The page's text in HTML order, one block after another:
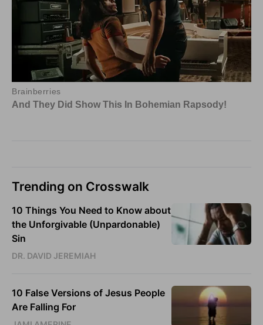
Trending on Crosswalk
10 Things You Need to Know about
the Unforgivable (Unpardonable)
Sin
DR. DAVID JEREMIAH
10 False Versions of Jesus People
Are Falling For